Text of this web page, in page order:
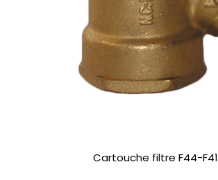
Cartouche filtre F44-F41